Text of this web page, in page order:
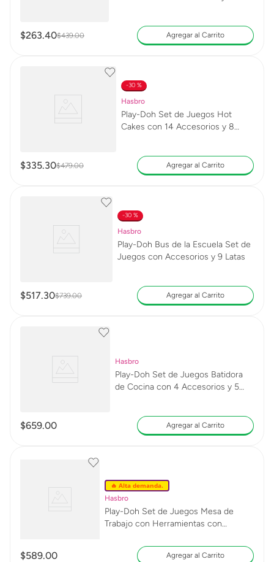
$263.40$439.00 Agregar al Carrito
30 %
Hasbro
Play-Doh Set de Juegos Hot
Cakes con 14 Accesorios y 8
$335.30$479.00 Agregar al Carrito
30 %
Hasbro
Play-Doh Bus de la Escuela Set de
Juegos con Accesorios y 9 Latas
$517.30$739.00 Agregar al Carrito
Hasbro
Play-Doh Set de Juegos Batidora
de Cocina con 4 Accesorios y 5
$659.00 Agregar al Carrito
🔥 Alta demanda.
Hasbro
Play-Doh Set de Juegos Mesa de
Trabajo con Herramientas con
$589.00 Agregar al Carrito